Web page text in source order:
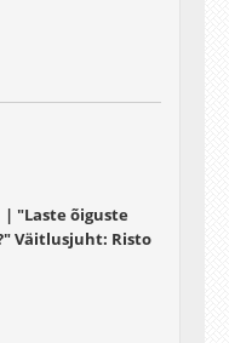
| "Laste õiguste
Väitlusjuht: Risto